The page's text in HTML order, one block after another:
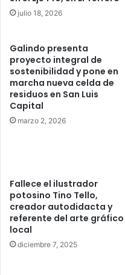
julio 18, 2026
Galindo presenta
proyecto integral de
sostenibilidad y pone en
marcha nueva celda de
residuos en San Luis
Capital
marzo 2, 2026
Fallece el ilustrador
potosino Tino Tello,
creador autodidacta y
referente del arte gráfico
local
diciembre 7, 2025